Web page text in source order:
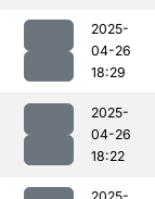
2025-
04-26
18:29
2025-
04-26
18:22